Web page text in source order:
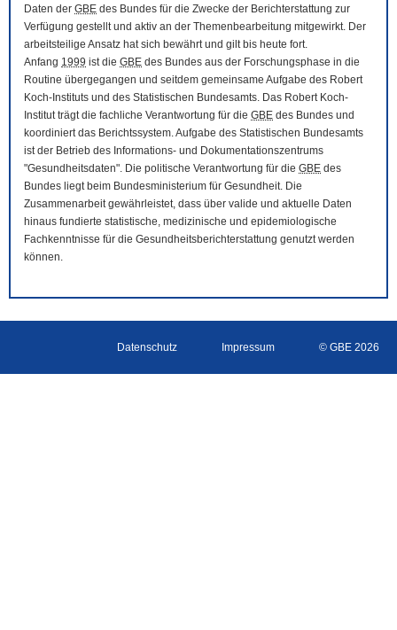
Daten der GBE des Bundes für die Zwecke der Berichterstattung zur
Verfügung gestellt und aktiv an der Themenbearbeitung mitgewirkt. Der
arbeitsteilige Ansatz hat sich bewährt und gilt bis heute fort.
Anfang 1999 ist die GBE des Bundes aus der Forschungsphase in die
Routine übergegangen und seitdem gemeinsame Aufgabe des Robert
Koch-Instituts und des Statistischen Bundesamts. Das Robert Koch-
Institut trägt die fachliche Verantwortung für die GBE des Bundes und
koordiniert das Berichtssystem. Aufgabe des Statistischen Bundesamts
ist der Betrieb des Informations- und Dokumentationszentrums
"Gesundheitsdaten". Die politische Verantwortung für die GBE des
Bundes liegt beim Bundesministerium für Gesundheit. Die
Zusammenarbeit gewährleistet, dass über valide und aktuelle Daten
hinaus fundierte statistische, medizinische und epidemiologische
Fachkenntnisse für die Gesundheitsberichterstattung genutzt werden
können.
Datenschutz Impressum © GBE 2026